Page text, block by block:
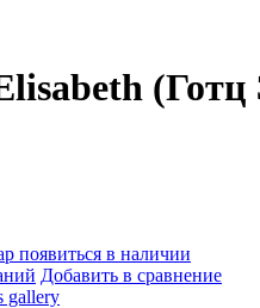
(Готц
появиться в наличии
Добавить в сравнение
gallery